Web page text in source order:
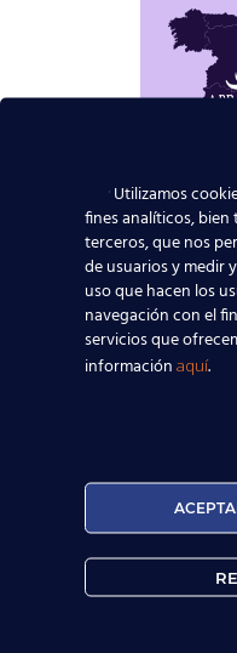
Utilizamos
fines analíticos,
terceros, que nos
de usuarios y medir
uso que hacen los
navegación con el
servicios que
información aquí.